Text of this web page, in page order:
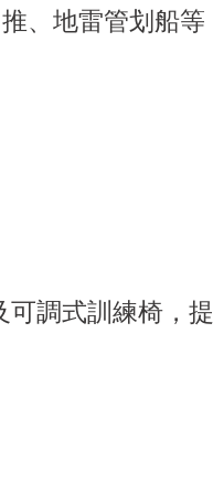
、地雷管划船等
調式訓練椅，提